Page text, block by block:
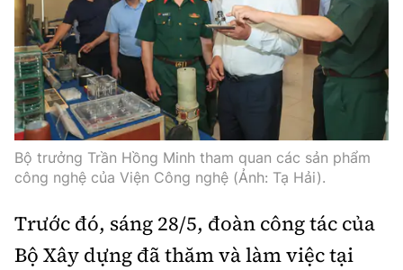
Bộ trưởng Trần Hồng Minh tham quan các sản phẩm
công nghệ của Viện Công nghệ (Ảnh: Tạ Hải).
Trước đó, sáng 28/5, đoàn công tác của
Bộ Xây dựng đã thăm và làm việc tại